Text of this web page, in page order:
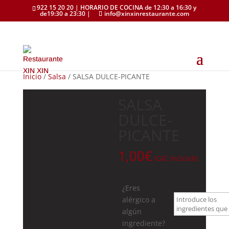
922 15 20 20 | HORARIO DE COCINA de 12:30 a 16:30 y
de19:30 a 23:30 | info@xinxinrestaurante.com
Inicio/Salsa / SALSA DULCE-PICANTE
1,00€ IGIC incluido
¿Eres
alérgico a
algún
ingrediente?